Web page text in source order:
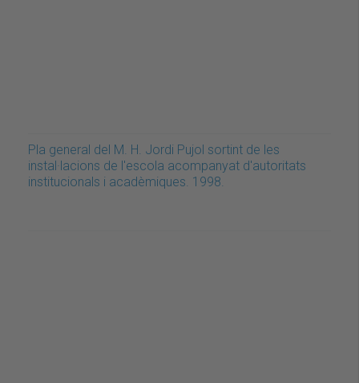
Pla general del M. H. Jordi Pujol sortint de les
instal·lacions de l'escola acompanyat d'autoritats
institucionals i acadèmiques. 1998.